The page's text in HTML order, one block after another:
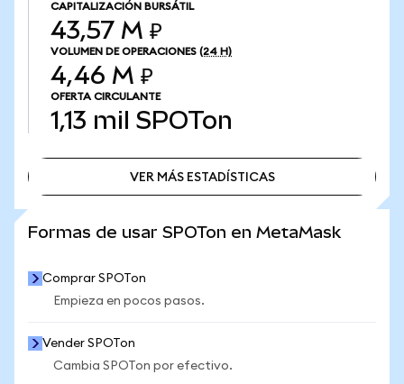
CAPITALIZACIÓN BURSÁTIL
43,57 M ₽
VOLUMEN DE OPERACIONES (24 H)
4,46 M ₽
OFERTA CIRCULANTE
1,13 mil SPOTon
VER MÁS ESTADÍSTICAS
Formas de usar SPOTon en MetaMask
Comprar SPOTon
Empieza en pocos pasos.
Vender SPOTon
Cambia SPOTon por efectivo.